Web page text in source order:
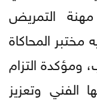
التمريض
مختبر المحاكاة
ومؤكدة التزام
وتعزيز